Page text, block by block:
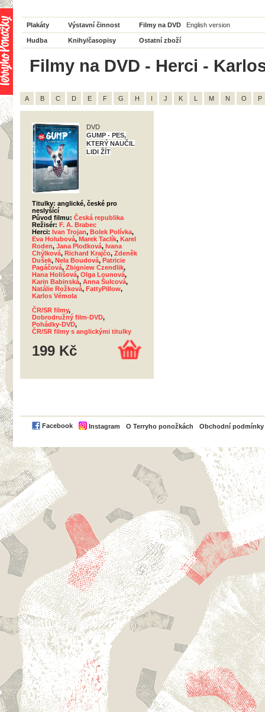
Plakáty Výstavní činnost Filmy na DVD English version
Hudba Knihy/časopisy Ostatní zboží
Filmy na DVD - Herci -
A B C D E F G H I J K L M N O P
DVD
GUMP - PES,
KTERÝ NAUČIL
LIDI ŽÍT
Titulky: anglické, české pro
neslyšící
Původ filmu: Česká republika
Režisér: F. A. Brabec
Herci: Ivan Trojan, Bolek Polívka,
Eva Holubová, Marek Taclík, Karel
Roden, Jana Plodková, Ivana
Chýlková, Richard Krajčo, Zdeněk
Dušek, Nela Boudová, Patricie
Pagáčová, Zbigniew Czendlik,
Hana Holišová, Olga Lounová,
Karin Babinská, Anna Šulcová,
Natálie Rožková, FattyPillow,
Karlos Vémola
ČR/SR filmy,
Dobrodružný film-DVD,
Pohádky-DVD,
ČR/SR filmy s anglickými titulky
199 Kč
Facebook Instagram O Terryho ponožkách Obchodní podmínky
PayPal